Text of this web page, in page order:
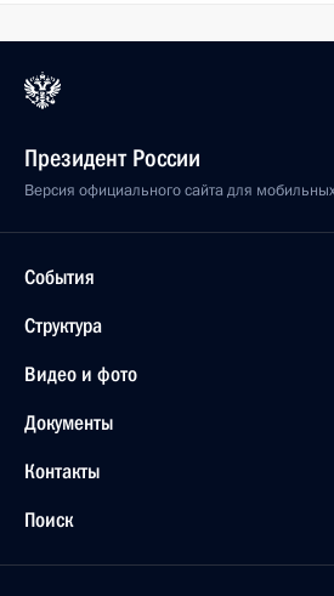
Президент России
Версия официального сайта для
События
Структура
Видео и фото
Документы
Контакты
Поиск